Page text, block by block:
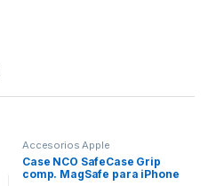
Accesorios Apple
Case NCO SafeCase Grip
comp. MagSafe para iPhone